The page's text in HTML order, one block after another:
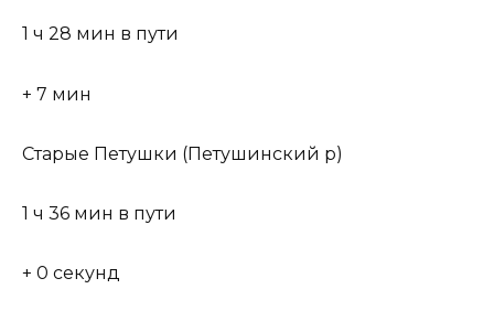
1 ч 28 мин в пути
+ 7 мин
Старые Петушки (Петушинский р)
1 ч 36 мин в пути
+ 0 секунд